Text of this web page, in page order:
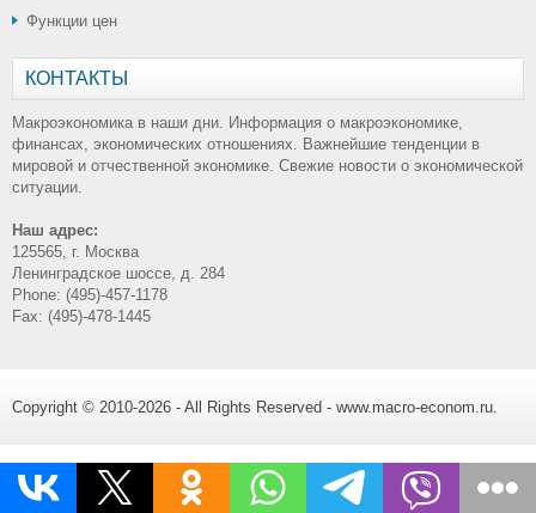
Функции цен
КОНТАКТЫ
Макроэкономика в наши дни. Информация о макроэкономике,
финансах, экономических отношениях. Важнейшие тенденции в
мировой и отчественной экономике. Свежие новости о экономической
ситуации.
Наш адрес:
125565, г. Москва
Ленинградское шоссе, д. 284
Phone: (495)-457-1178
Fax: (495)-478-1445
Copyright © 2010-2026 - All Rights Reserved - www.macro-econom.ru.